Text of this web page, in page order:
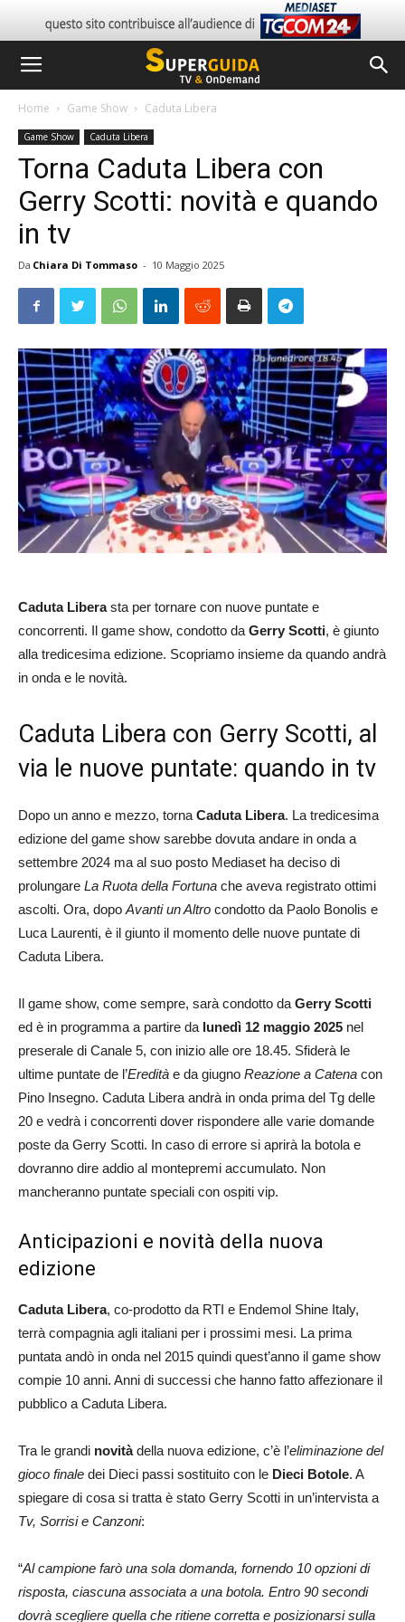
Home Game Show Caduta Libera
Game Show Caduta Libera
Torna Caduta Libera con
Gerry Scotti: novità e quando
in tv
Da Chiara Di Tommaso - 10 Maggio 2025
Caduta Liberasta per tornare con nuove puntate e
concorrenti. Il game show, condotto da Gerry Scotti, è giunto
alla tredicesima edizione. Scopriamo insieme da quando andrà
in onda e le novità.
Caduta Libera con Gerry Scotti, al
via le nuove puntate: quando in tv
Dopo un anno e mezzo, torna Caduta Libera. La tredicesima
edizione del game show sarebbe dovuta andare in onda a
settembre 2024 ma al suo posto Mediaset ha deciso di
prolungare La Ruota della Fortuna che aveva registrato ottimi
ascolti. Ora, dopo Avanti un Altro condotto da Paolo Bonolis e
Luca Laurenti, è il giunto il momento delle nuove puntate di
Caduta Libera.
Il game show, come sempre, sarà condotto da Gerry Scotti
ed è in programma a partire da lunedì 12 maggio 2025 nel
preserale di Canale 5, con inizio alle ore 18.45. Sfiderà le
ultime puntate de l’Eredità e da giugno Reazione a Catena con
Pino Insegno. Caduta Libera andrà in onda prima del Tg delle
20 e vedrà i concorrenti dover rispondere alle varie domande
poste da Gerry Scotti. In caso di errore si aprirà la botola e
dovranno dire addio al montepremi accumulato. Non
mancheranno puntate speciali con ospiti vip.
Anticipazioni e novità della nuova
edizione
Caduta Libera, co-prodotto da RTI e Endemol Shine Italy,
terrà compagnia agli italiani per i prossimi mesi. La prima
puntata andò in onda nel 2015 quindi quest’anno il game show
compie 10 anni. Anni di successi che hanno fatto affezionare il
pubblico a Caduta Libera.
Tra le grandi novitàdella nuova edizione, c’è l’eliminazione del
gioco finale dei Dieci passi sostituito con le Dieci Botole. A
spiegare di cosa si tratta è stato Gerry Scotti in un’intervista a
Tv, Sorrisi e Canzoni:
“Al campione farò una sola domanda, fornendo 10 opzioni di
risposta, ciascuna associata a una botola. Entro 90 secondi
dovrà scegliere quella che ritiene corretta e posizionarsi sulla